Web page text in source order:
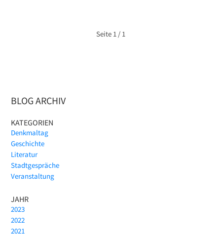
Seite1 / 1
BLOG ARCHIV
KATEGORIEN
Denkmaltag
Geschichte
Literatur
Stadtgespräche
Veranstaltung
JAHR
2023
2022
2021